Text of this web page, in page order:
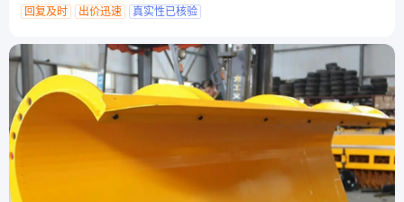
回复及时
出价迅速 真实性已核验